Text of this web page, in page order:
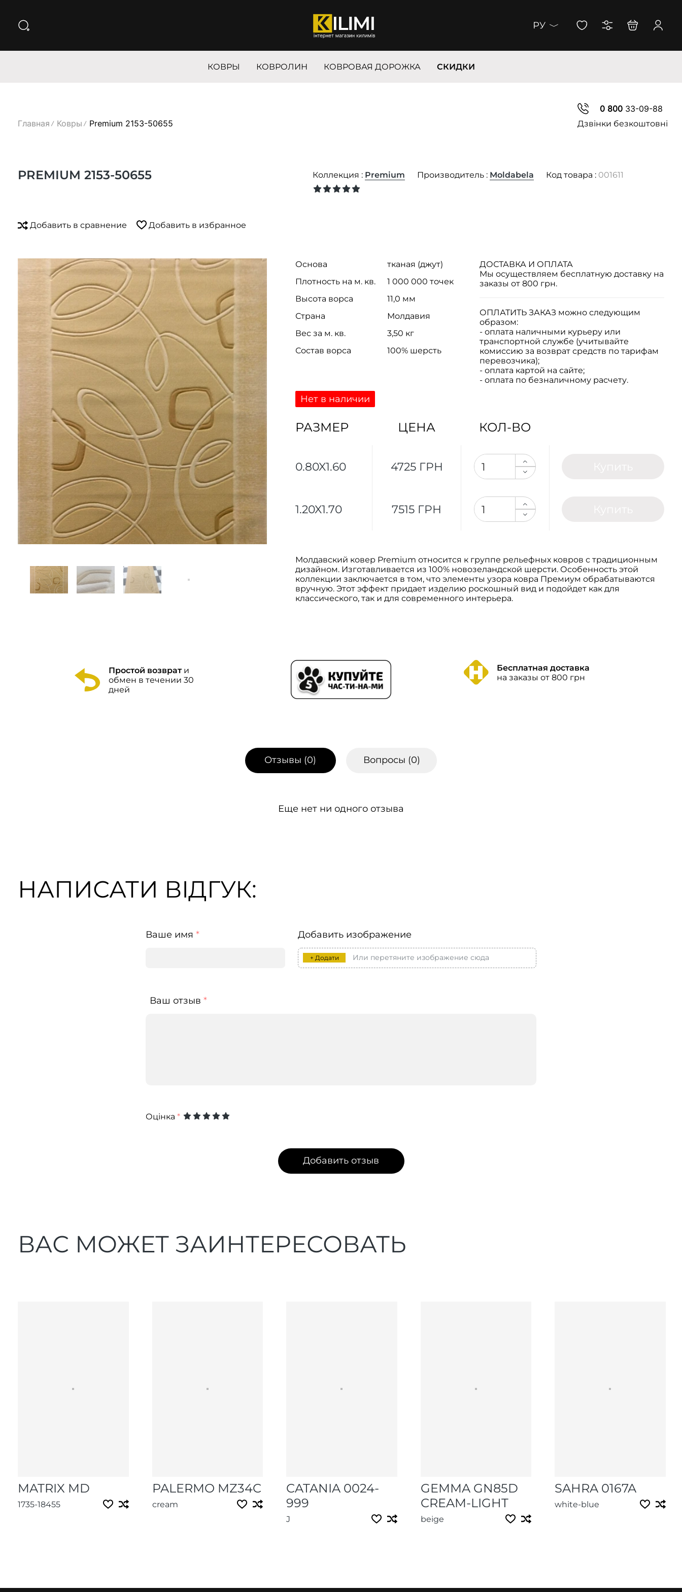
РУ
КОВРЫ КОВРОЛИН КОВРОВАЯ ДОРОЖКА СКИДКИ
Главная Ковры Premium 2153-50655
0 80033-09-88
Дзвінки безкоштовні
PREMIUM 2153-50655 Коллекция : Premium Производитель : Moldabela Код товара : 001611
Добавить в сравнение Добавить в избранное
Основа
тканая (джут)
Плотность на м. кв.
1 000 000 точек
Высота ворса
11,0 мм
Страна
Молдавия
Вес за м. кв.
3,50 кг
Состав ворса
100% шерсть
ДОСТАВКА И ОПЛАТА
Мы осуществляем бесплатную доставку на
заказы от 800 грн.
ОПЛАТИТЬ ЗАКАЗ можно следующим
образом:
- оплата наличными курьеру или
транспортной службе (учитывайте
комиссию за возврат средств по тарифам
перевозчика);
- оплата картой на сайте;
- оплата по безналичному расчету.
Нет в наличии
РАЗМЕР ЦЕНА КОЛ-ВО
0.80X1.60 4725 ГРН
1.20X1.70 7515 ГРН
Молдавский ковер Premium относится к группе рельефных ковров с традиционным
дизайном. Изготавливается из 100% новозеландской шерсти. Особенность этой
коллекции заключается в том, что элементы узора ковра Премиум обрабатываются
вручную. Этот эффект придает изделию роскошный вид и подойдет как для
классического, так и для современного интерьера.
Простой возврати
обмен в течении 30
дней
Бесплатная доставка
на заказы от 800 грн
Отзывы (0) Вопросы (0)
Еще нет ни одного отзыва
НАПИСАТИ ВІДГУК:
Ваше имя * Добавить изображение
+ Додати Или перетяните изображение сюда
Ваш отзыв *
Оцінка *
Добавить отзыв
ВАС МОЖЕТ ЗАИНТЕРЕСОВАТЬ
MATRIX MD
1735-18455
PALERMO MZ34C
cream
CATANIA 0024-
999
J
GEMMA GN85D
CREAM-LIGHT
beige
SAHRA 0167A
white-blue